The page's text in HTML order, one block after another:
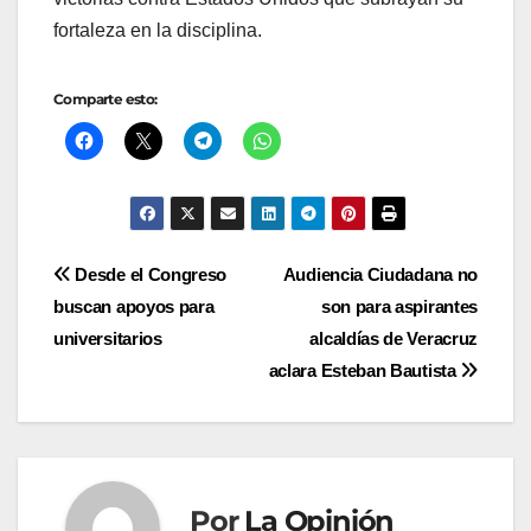
fortaleza en la disciplina.
Comparte esto:
Navegación
de
Audiencia Ciudadana no
son para aspirantes
alcaldías de Veracruz
aclara Esteban Bautista
Desde el Congreso
buscan apoyos para
universitarios
Por La Opinión